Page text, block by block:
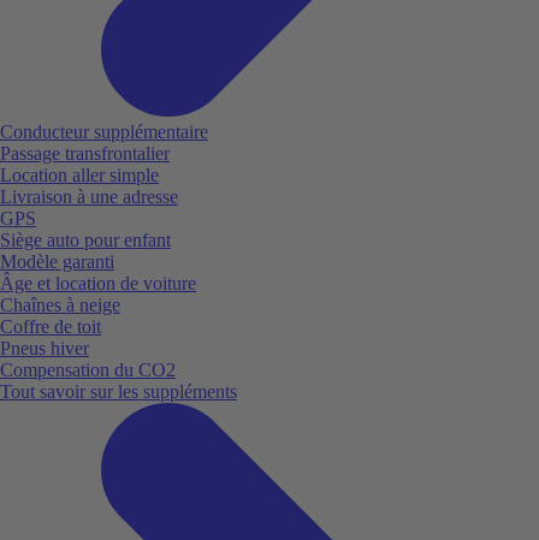
Conducteur supplémentaire
Passage transfrontalier
Location aller simple
Livraison à une adresse
GPS
Siège auto pour enfant
Modèle garanti
Âge et location de voiture
Chaînes à neige
Coffre de toit
Pneus hiver
Compensation du CO2
Tout savoir sur les suppléments